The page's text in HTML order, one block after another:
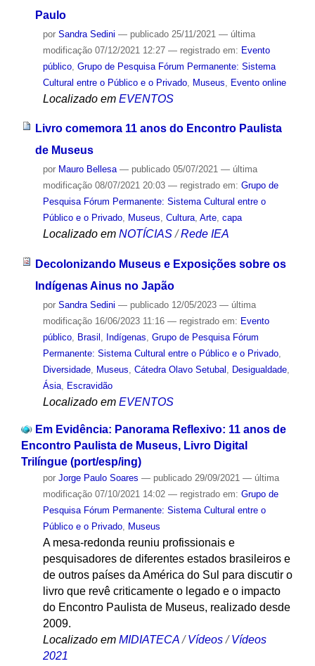
Paulo
por Sandra Sedini — publicado25/11/2021 — última
modificação07/12/2021 12:27 — registrado em: Evento
público, Grupo de Pesquisa Fórum Permanente: Sistema
Cultural entre o Público e o Privado, Museus Evento online
Localizado em EVENTOS
Livro comemora 11 anos do Encontro Paulista
de Museus
por Mauro Bellesa — publicado05/07/2021 — última
modificação08/07/2021 20:03 — registrado em: Grupo de
Pesquisa Fórum Permanente: Sistema Cultural entre o
Público e o Privado, Museus, Cultura, Arte, capa
Localizado em NOTÍCIAS /Rede IEA
Decolonizando Museus e Exposições sobre os
Indígenas Ainus no Japão
por Sandra Sedini — publicado12/05/2023 — última
modificação16/06/2023 11:16 — registrado em: Evento
público, Brasil , Indígenas, Grupo de Pesquisa Fórum
Permanente: Sistema Cultural entre o Público e o Privado,
Diversidade, Museus, Cátedra Olavo Setubal , Desigualdade,
Ásia, Escravidão
Localizado em EVENTOS
Em Evidência: Panorama Reflexivo: 11 anos de
Encontro Paulista de Museus, Livro Digital
Trilíngue (port/esp/ing)
por Jorge Paulo Soares — publicado29/09/2021 — última
modificação07/10/2021 14:02 — registrado em: Grupo de
Pesquisa Fórum Permanente: Sistema Cultural entre o
Público e o Privado, Museus
A mesa-redonda reuniu profissionais e
pesquisadores de diferentes estados brasileiros e
de outros países da América do Sul para discutir o
livro que revê criticamente o legado e o impacto
do Encontro Paulista de Museus, realizado desde
2009.
Localizado em MIDIATECA /Vídeos /Vídeos
2021